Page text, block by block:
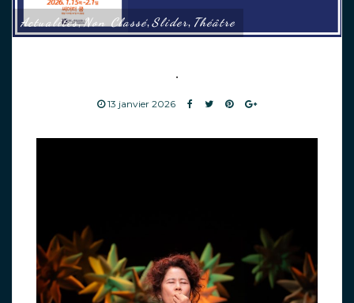
Actualités,Non Classé, Slider, Théâtre
.
13 janvier 2026